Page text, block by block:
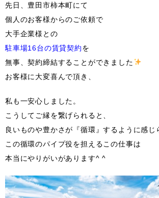
先日、豊田市柿本町にて
個人のお客様からのご依頼で
大手企業様との
駐車場16台の賃貸契約を
無事、契約締結することができました
お客様に大変喜んで頂き、
私も一安心しました。
こうしてご縁を繋げられると、
良いものや豊かさが『循環』するように感じ
この循環のパイプ役を担えるこの仕事は
本当にやりがいがあります^ ^